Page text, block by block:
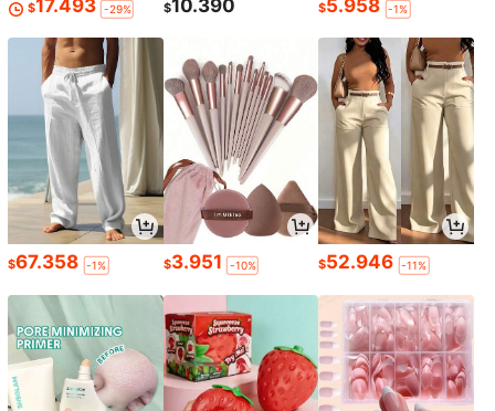
$17.493 -29% $10.390 $5.958 -1%
$67.358 -1% $3.951 -10% $52.946 -11%